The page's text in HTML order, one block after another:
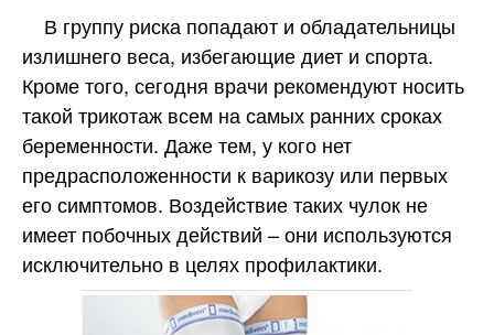
В группу риска попадают и обладательницы
излишнего веса, избегающие диет и спорта.
Кроме того, сегодня врачи рекомендуют носить
такой трикотаж всем на самых ранних сроках
беременности. Даже тем, у кого нет
предрасположенности к варикозу или первых
его симптомов. Воздействие таких чулок не
имеет побочных действий – они используются
исключительно в целях профилактики.